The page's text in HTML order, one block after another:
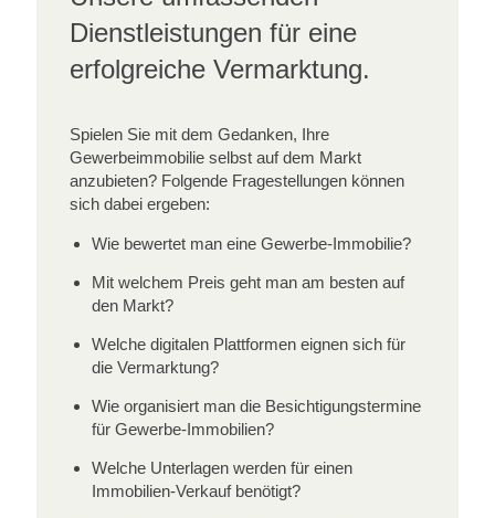
Dienstleistungen für eine
erfolgreiche Vermarktung.
Spielen Sie mit dem Gedanken, Ihre
Gewerbeimmobilie selbst auf dem Markt
anzubieten? Folgende Fragestellungen können
sich dabei ergeben:
Wie bewertet man eine Gewerbe-Immobilie?
Mit welchem Preis geht man am besten auf
den Markt?
Welche digitalen Plattformen eignen sich für
die Vermarktung?
Wie organisiert man die Besichtigungstermine
für Gewerbe-Immobilien?
Welche Unterlagen werden für einen
Immobilien-Verkauf benötigt?